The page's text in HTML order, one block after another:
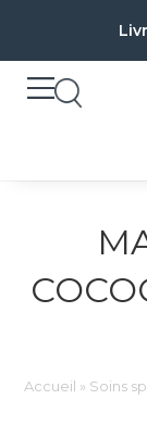
Accueil » Soins